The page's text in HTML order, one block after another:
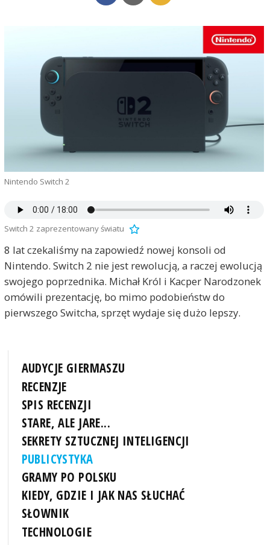
Nintendo Switch 2
Switch 2 zaprezentowany światu
8 lat czekaliśmy na zapowiedź nowej konsoli od
Nintendo. Switch 2 nie jest rewolucją, a raczej ewolucją
swojego poprzednika. Michał Król i Kacper Narodzonek
omówili prezentację, bo mimo podobieństw do
pierwszego Switcha, sprzęt wydaje się dużo lepszy.
AUDYCJE GIERMASZU
RECENZJE
SPIS RECENZJI
STARE, ALE JARE...
SEKRETY SZTUCZNEJ INTELIGENCJI
PUBLICYSTYKA
GRAMY PO POLSKU
KIEDY, GDZIE I JAK NAS SŁUCHAĆ
SŁOWNIK
TECHNOLOGIE